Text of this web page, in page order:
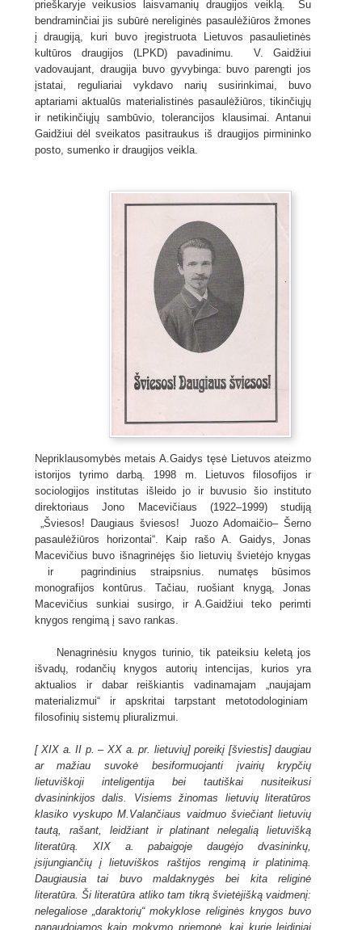
prieškaryje veikusios laisvamanių draugijos veiklą. Su
bendraminčiai jis subūrė nereliginės pasaulėžiūros žmones
į draugiją, kuri buvo įregistruota Lietuvos pasaulietinės
kultūros draugijos (LPKD) pavadinimu. V. Gaidžiui
vadovaujant, draugija buvo gyvybinga: buvo parengti jos
įstatai, reguliariai vykdavo narių susirinkimai, buvo
aptariami aktualūs materialistinės pasaulėžiūros, tikinčiųjų
ir netikinčiųjų sambūvio, tolerancijos klausimai. Antanui
Gaidžiui dėl sveikatos pasitraukus iš draugijos pirmininko
posto, sumenko ir draugijos veikla.
Nepriklausomybės metais A.Gaidys tęsė Lietuvos ateizmo
istorijos tyrimo darbą. 1998 m. Lietuvos filosofijos ir
sociologijos institutas išleido jo ir buvusio šio instituto
direktoriaus Jono Macevičiaus (1922–1999) studiją
„Šviesos! Daugiaus šviesos! Juozo Adomaičio– Šerno
pasaulėžiūros horizontai“. Kaip rašo A. Gaidys, Jonas
Macevičius buvo išnagrinėjęs šio lietuvių švietėjo knygas
ir pagrindinius straipsnius. numatęs būsimos
monografijos kontūrus. Tačiau, ruošiant knygą, Jonas
Macevičius sunkiai susirgo, ir A.Gaidžiui teko perimti
knygos rengimą į savo rankas.
Nenagrinėsiu knygos turinio, tik pateiksiu keletą jos
išvadų, rodančių knygos autorių intencijas, kurios yra
aktualios ir dabar reiškiantis vadinamajam „naujajam
materializmui“ ir apskritai tarpstant metotodologiniam
filosofinių sistemų pliuralizmui.
[ XIX a. II p. – XX a. pr. lietuvių] poreikį [šviestis] daugiau
ar mažiau suvokė besiformuojanti įvairių krypčių
lietuviškoji inteligentija bei tautiškai nusiteikusi
dvasininkijos dalis. Visiems žinomas lietuvių literatūros
klasiko vyskupo M.Valančiaus vaidmuo šviečiant lietuvių
tautą, rašant, leidžiant ir platinant nelegalią lietuvišką
literatūrą. XIX a. pabaigoje daugėjo dvasininkų,
įsijungiančių į lietuviškos raštijos rengimą ir platinimą.
Daugiausia tai buvo maldaknygės bei kita religinė
literatūra. Ši literatūra atliko tam tikrą švietėjišką vaidmenį:
nelegaliose „daraktorių“ mokyklose religinės knygos buvo
panaudojamos kaip mokymo priemonė, kai kurie leidiniai